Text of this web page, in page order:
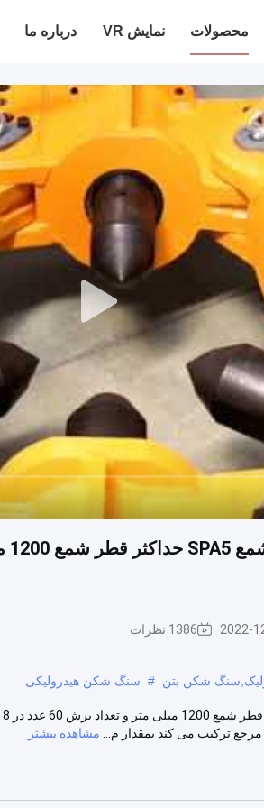
محصولات نمایش VR درباره ما
2022- 1386 نظرات
شکن بتن # سنگ شکن هیدرولیکی
ترکیب می کند بمقدار م...
مشاهده بیشتر